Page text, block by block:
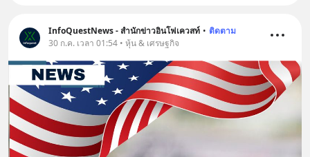
InfoQuestNews - สำนักข่าวอินโฟเควสท์ • ติดตาม
30 ก.ค. เวลา 01:54 • หุ้น & เศรษฐกิจ